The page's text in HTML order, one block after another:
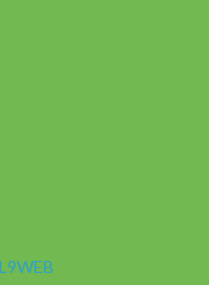
L9WEB